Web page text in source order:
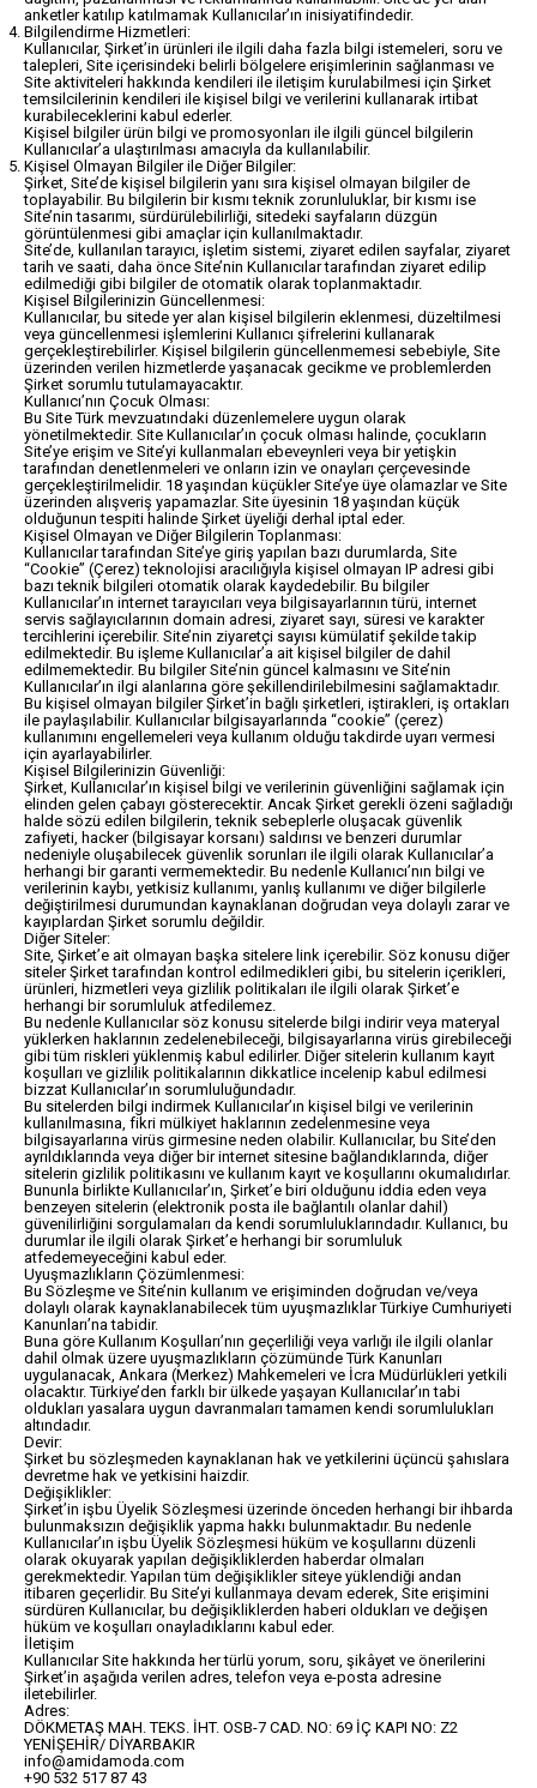
anketler katılıp katılmamak Kullanıcılar’ın inisiyatifindedir.
Bilgilendirme Hizmetleri:
Kullanıcılar, Şirket’in ürünleri ile ilgili daha fazla bilgi istemeleri, soru ve
talepleri, Site içerisindeki belirli bölgelere erişimlerinin sağlanması ve
Site aktiviteleri hakkında kendileri ile iletişim kurulabilmesi için Şirket
temsilcilerinin kendileri ile kişisel bilgi ve verilerini kullanarak irtibat
kurabileceklerini kabul ederler.
Kişisel bilgiler ürün bilgi ve promosyonları ile ilgili güncel bilgilerin
Kullanıcılar’a ulaştırılması amacıyla da kullanılabilir.
Kişisel Olmayan Bilgiler ile Diğer Bilgiler:
Şirket, Site’de kişisel bilgilerin yanı sıra kişisel olmayan bilgiler de
toplayabilir. Bu bilgilerin bir kısmı teknik zorunluluklar, bir kısmı ise
Site’nin tasarımı, sürdürülebilirliği, sitedeki sayfaların düzgün
görüntülenmesi gibi amaçlar için kullanılmaktadır.
Site’de, kullanılan tarayıcı, işletim sistemi, ziyaret edilen sayfalar, ziyaret
tarih ve saati, daha önce Site’nin Kullanıcılar tarafından ziyaret edilip
edilmediği gibi bilgiler de otomatik olarak toplanmaktadır.
Kişisel Bilgilerinizin Güncellenmesi:
Kullanıcılar, bu sitede yer alan kişisel bilgilerin eklenmesi, düzeltilmesi
veya güncellenmesi işlemlerini Kullanıcı şifrelerini kullanarak
gerçekleştirebilirler. Kişisel bilgilerin güncellenmemesi sebebiyle, Site
üzerinden verilen hizmetlerde yaşanacak gecikme ve problemlerden
Şirket sorumlu tutulamayacaktır.
Kullanıcı’nın Çocuk Olması:
Bu Site Türk mevzuatındaki düzenlemelere uygun olarak
yönetilmektedir. Site Kullanıcılar’ın çocuk olması halinde, çocukların
Site’ye erişim ve Site’yi kullanmaları ebeveynleri veya bir yetişkin
tarafından denetlenmeleri ve onların izin ve onayları çerçevesinde
gerçekleştirilmelidir. 18 yaşından küçükler Site’ye üye olamazlar ve Site
üzerinden alışveriş yapamazlar. Site üyesinin 18 yaşından küçük
olduğunun tespiti halinde Şirket üyeliği derhal iptal eder.
Kişisel Olmayan ve Diğer Bilgilerin Toplanması:
Kullanıcılar tarafından Site’ye giriş yapılan bazı durumlarda, Site
“Cookie” (Çerez) teknolojisi aracılığıyla kişisel olmayan IP adresi gibi
bazı teknik bilgileri otomatik olarak kaydedebilir. Bu bilgiler
Kullanıcılar’ın internet tarayıcıları veya bilgisayarlarının türü, internet
servis sağlayıcılarının domain adresi, ziyaret sayı, süresi ve karakter
tercihlerini içerebilir. Site’nin ziyaretçi sayısı kümülatif şekilde takip
edilmektedir. Bu işleme Kullanıcılar’a ait kişisel bilgiler de dahil
edilmemektedir. Bu bilgiler Site’nin güncel kalmasını ve Site’nin
Kullanıcılar’ın ilgi alanlarına göre şekillendirilebilmesini sağlamaktadır.
Bu kişisel olmayan bilgiler Şirket’in bağlı şirketleri, iştirakleri, iş ortakları
ile paylaşılabilir. Kullanıcılar bilgisayarlarında “cookie” (çerez)
kullanımını engellemeleri veya kullanım olduğu takdirde uyarı vermesi
için ayarlayabilirler.
Kişisel Bilgilerinizin Güvenliği:
Şirket, Kullanıcılar’ın kişisel bilgi ve verilerinin güvenliğini sağlamak için
elinden gelen çabayı gösterecektir. Ancak Şirket gerekli özeni sağladığı
halde sözü edilen bilgilerin, teknik sebeplerle oluşacak güvenlik
zafiyeti, hacker (bilgisayar korsanı) saldırısı ve benzeri durumlar
nedeniyle oluşabilecek güvenlik sorunları ile ilgili olarak Kullanıcılar’a
herhangi bir garanti vermemektedir. Bu nedenle Kullanıcı’nın bilgi ve
verilerinin kaybı, yetkisiz kullanımı, yanlış kullanımı ve diğer bilgilerle
değiştirilmesi durumundan kaynaklanan doğrudan veya dolaylı zarar ve
kayıplardan Şirket sorumlu değildir.
Diğer Siteler:
Site, Şirket’e ait olmayan başka sitelere link içerebilir. Söz konusu diğer
siteler Şirket tarafından kontrol edilmedikleri gibi, bu sitelerin içerikleri,
ürünleri, hizmetleri veya gizlilik politikaları ile ilgili olarak Şirket’e
herhangi bir sorumluluk atfedilemez.
Bu nedenle Kullanıcılar söz konusu sitelerde bilgi indirir veya materyal
yüklerken haklarının zedelenebileceği, bilgisayarlarına virüs girebileceği
gibi tüm riskleri yüklenmiş kabul edilirler. Diğer sitelerin kullanım kayıt
koşulları ve gizlilik politikalarının dikkatlice incelenip kabul edilmesi
bizzat Kullanıcılar’ın sorumluluğundadır.
Bu sitelerden bilgi indirmek Kullanıcılar’ın kişisel bilgi ve verilerinin
kullanılmasına, fikri mülkiyet haklarının zedelenmesine veya
bilgisayarlarına virüs girmesine neden olabilir. Kullanıcılar, bu Site’den
ayrıldıklarında veya diğer bir internet sitesine bağlandıklarında, diğer
sitelerin gizlilik politikasını ve kullanım kayıt ve koşullarını okumalıdırlar.
Bununla birlikte Kullanıcılar’ın, Şirket’e biri olduğunu iddia eden veya
benzeyen sitelerin (elektronik posta ile bağlantılı olanlar dahil)
güvenilirliğini sorgulamaları da kendi sorumluluklarındadır. Kullanıcı, bu
durumlar ile ilgili olarak Şirket’e herhangi bir sorumluluk
atfedemeyeceğini kabul eder.
Uyuşmazlıkların Çözümlenmesi:
Bu Sözleşme ve Site’nin kullanım ve erişiminden doğrudan ve/veya
dolaylı olarak kaynaklanabilecek tüm uyuşmazlıklar Türkiye Cumhuriyeti
Kanunları’na tabidir.
Buna göre Kullanım Koşulları’nın geçerliliği veya varlığı ile ilgili olanlar
dahil olmak üzere uyuşmazlıkların çözümünde Türk Kanunları
uygulanacak, Ankara (Merkez) Mahkemeleri ve İcra Müdürlükleri yetkili
olacaktır. Türkiye’den farklı bir ülkede yaşayan Kullanıcılar’ın tabi
oldukları yasalara uygun davranmaları tamamen kendi sorumlulukları
altındadır.
Devir:
Şirket bu sözleşmeden kaynaklanan hak ve yetkilerini üçüncü şahıslara
devretme hak ve yetkisini haizdir.
Değişiklikler:
Şirket’in işbu Üyelik Sözleşmesi üzerinde önceden herhangi bir ihbarda
bulunmaksızın değişiklik yapma hakkı bulunmaktadır. Bu nedenle
Kullanıcılar’ın işbu Üyelik Sözleşmesi hüküm ve koşullarını düzenli
olarak okuyarak yapılan değişikliklerden haberdar olmaları
gerekmektedir. Yapılan tüm değişiklikler siteye yüklendiği andan
itibaren geçerlidir. Bu Site’yi kullanmaya devam ederek, Site erişimini
sürdüren Kullanıcılar, bu değişikliklerden haberi oldukları ve değişen
hüküm ve koşulları onayladıklarını kabul eder.
İletişim
Kullanıcılar Site hakkında her türlü yorum, soru, şikâyet ve önerilerini
Şirket’in aşağıda verilen adres, telefon veya e-posta adresine
iletebilirler.
Adres:
DÖKMETAŞ MAH. TEKS. İHT. OSB-7 CAD. NO: 69 İÇ KAPI NO: Z2
YENİŞEHİR/ DİYARBAKIR
info@amidamoda.com
+90 532 517 87 43